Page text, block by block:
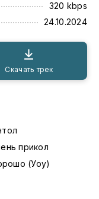
320 kbps
24.10.2024
Скачать трек
прикол
(Уоу)